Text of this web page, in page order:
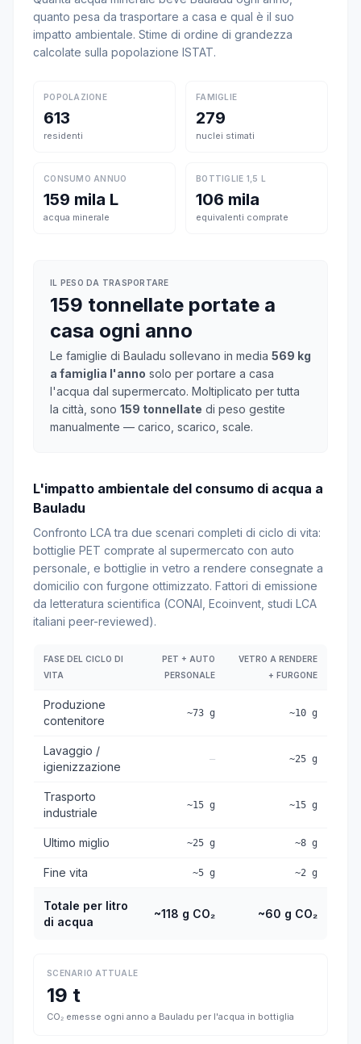
quanto pesa da trasportare a casa e qual è il suo
impatto ambientale. Stime di ordine di grandezza
calcolate sulla popolazione ISTAT.
POPOLAZIONE
613
residenti
FAMIGLIE
279
nuclei stimati
CONSUMO ANNUO
159 mila L
acqua minerale
BOTTIGLIE 1,5 L
106 mila
equivalenti comprate
IL PESO DA TRASPORTARE
159 tonnellate portate a
casa ogni anno
Le famiglie di Bauladu sollevano in media 569 kg
a famiglia l'anno solo per portare a casa
l'acqua dal supermercato. Moltiplicato per tutta
la città, sono 159 tonnellate di peso gestite
manualmente — carico, scarico, scale.
L'impatto ambientale del consumo di acqua a
Bauladu
Confronto LCA tra due scenari completi di ciclo di vita:
bottiglie PET comprate al supermercato con auto
personale, e bottiglie in vetro a rendere consegnate a
domicilio con furgone ottimizzato. Fattori di emissione
da letteratura scientifica (CONAI, Ecoinvent, studi LCA
italiani peer-reviewed).
FASE DEL CICLO DI
VITA
PET + AUTO
PERSONALE
VETRO A RENDERE
+ FURGONE
Produzione
contenitore
~73 g ~10 g
Lavaggio /
igienizzazione
— ~25 g
Trasporto
industriale
~15 g ~15 g
Ultimo miglio ~25 g ~8 g
Fine vita ~5 g ~2 g
Totale per litro
di acqua
~118 g CO₂ ~60 g CO₂
SCENARIO ATTUALE
19 t
CO₂ emesse ogni anno a Bauladu per l'acqua in bottiglia